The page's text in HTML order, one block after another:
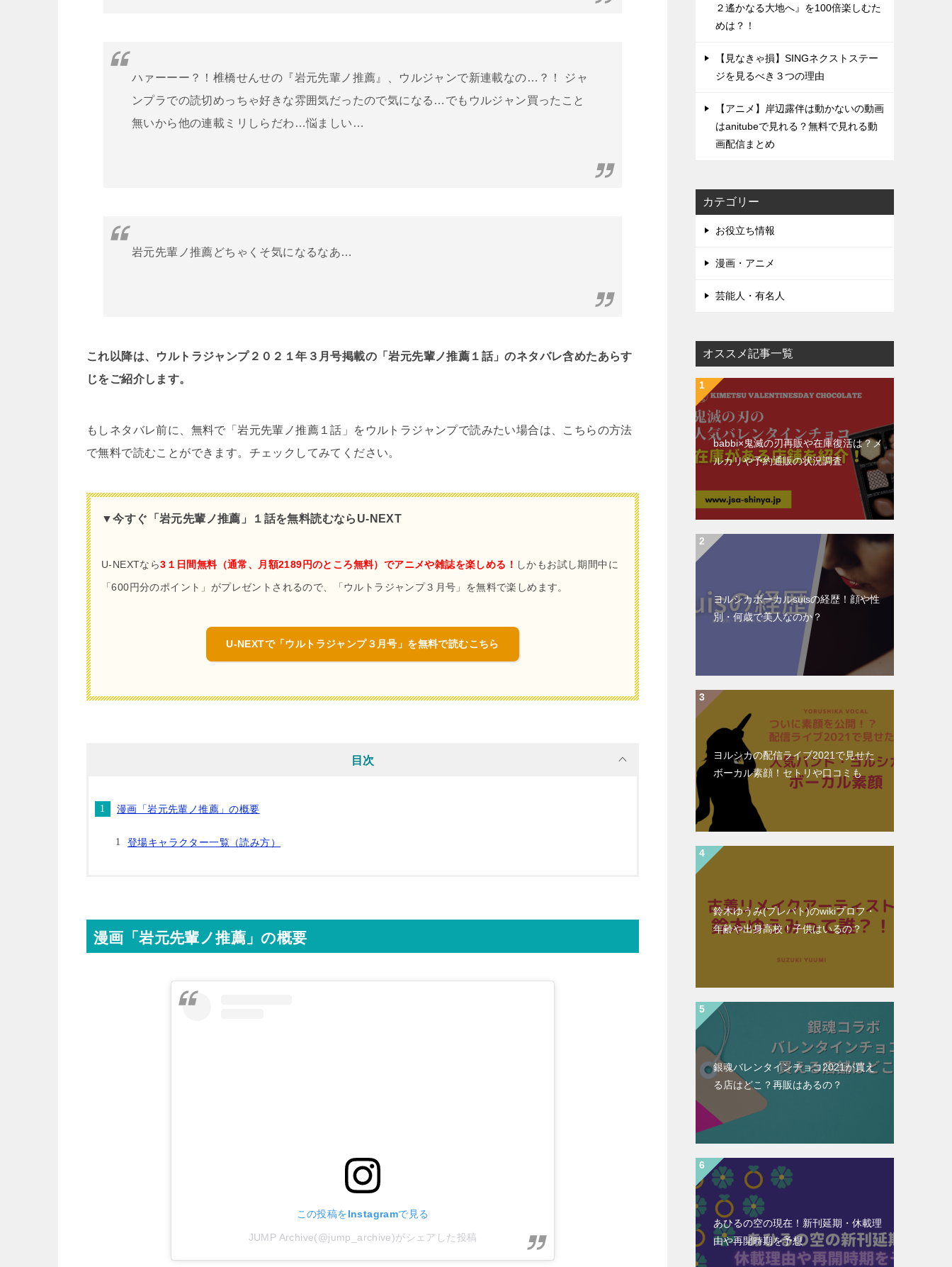
ハァーーー？！椎橋せんせの『岩元先輩ノ推薦 』、ウルジャンで新連載なの…？！ ジャ
ンプラでの読切めっちゃ好きな雰囲気だったので気に なる …でもウルジャン買ったこと
無いから他の連載ミリしらだわ…悩ましい…
岩元先輩ノ推薦どちゃくそ気になるなあ…
これ以降は、ウルトラジャンプ２０２１年３月号掲載の「岩元先輩ノ推薦１話」のネタバレ含めたあらす
じをご紹介します。
もしネタバレ前に、無料で「岩元先輩ノ推薦１話」をウルトラジャンプで読みたい場合は、こちらの方法
で無料で読むことができます。チェックしてみてください。
▼今すぐ「岩元先輩ノ推薦」１話を無料読むならU-NEXT
U-NEXTなら3１日間無料（通常、 月額2189円のところ無料）でアニメや雑誌を楽しめる！ しかもお試し期間中に
「600円分のポイント」がプレゼントされるので、「ウルトラジャンプ３月号」を無料で楽しめます。
U-NEXTで「ウルトラジャンプ３月号」を無料で読むこちら
目次
漫画「岩元先輩ノ推薦」の概要
登場キャラクター一覧（読み方）
漫画「岩元先輩ノ推薦」の概要
この投稿をInstagramで見る
JUMP Archive(@jump_archive)がシェアした投稿
２遙かなる大地へ』を100倍楽しむた
めは？！
【見なきゃ損】SINGネクストステー
ジを見るべき３つの理由
【アニメ】岸辺露伴は動かないの動画
はanitubeで見れる？無料で見れる動
画配信まとめ
カテゴリー
お役立ち情報
漫画・アニメ
芸能人・有名人
オススメ記事一覧
babbi×鬼滅の刃再販や在庫復活は？メ
ルカリや予約通販の状況調査
ヨルシカボーカルsuisの経歴！顔や性
別・何歳で美人なのか？
ヨルシカの配信ライブ2021で見せた
ボーカル素顔！セトリや口コミも
鈴木ゆうみ(プレバト)のwikiプロフ・
年齢や出身高校！子供はいるの？
銀魂バレンタインチョコ2021が買え
る店はどこ？再販はあるの？
あひるの空の現在！新刊延期・休載理
由や再開時期を予想